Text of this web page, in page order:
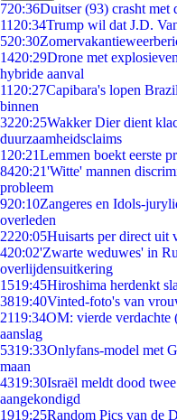
720:36Duitser (93) crasht met
11 20:34Trump wil dat J.D.
520:30
1420:29Drone met
hybride aanval
11 20:27Capibara's lopen
binnen
3220:25Wakker Dier dient
duurzaamheidsclaims
1 20:21Lemmen boekt eerste
8420:21'Witte' mannen
probleem
920:10Zangeres en Idols-
overleden
2220:05Huisarts per direct uit
420:02'Zwarte weduwes' in
overlijdensuitkering
1519:45Hiroshima herdenkt
3819:40Vinted-foto's van
2119:34OM: vierde verdachte
aanslag
5319:33Onlyfans-model met
maan
4319:30Israël meldt dood
aangekondigd
1919:25Random Pics van de